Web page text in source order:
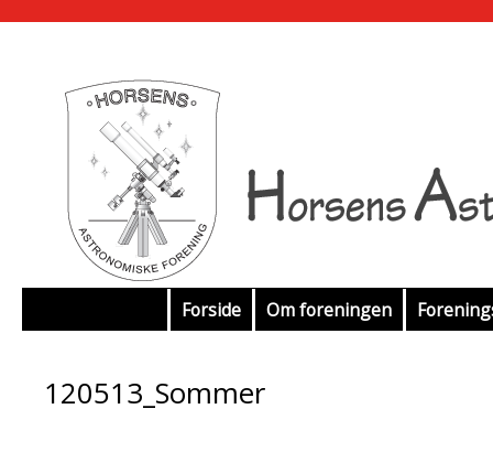
indhold
Forside Om foreningen
120513_Sommer